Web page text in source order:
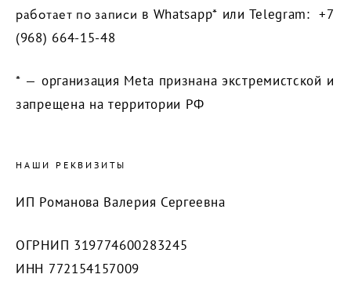
работает по записи в Whatsapp* или Telegram: +7
(968) 664-15-48
* — организация Meta признана экстремистской и
запрещена на территории РФ
НАШИ РЕКВИЗИТЫ
ИП Романова Валерия Сергеевна
ОГРНИП 319774600283245
ИНН 772154157009